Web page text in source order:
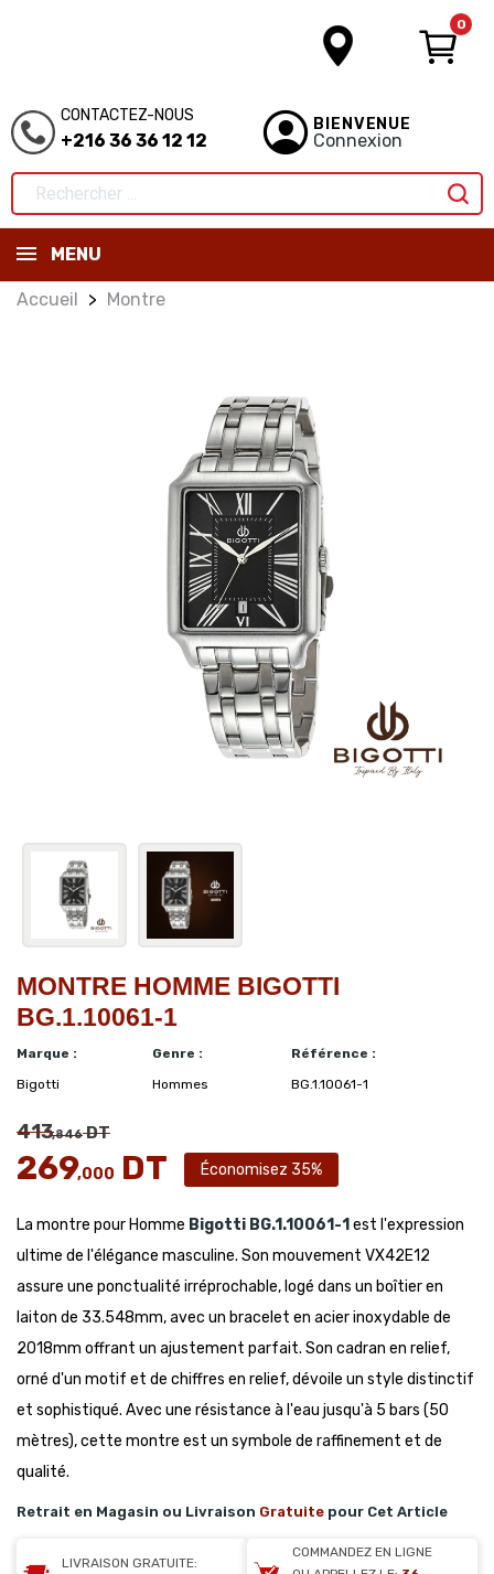
0
CONTACTEZ-NOUS
+216 36 36 12 12
BIENVENUE
Connexion
MENU
Accueil Montre
MONTRE HOMME BIGOTTI
BG.1.10061-1
Marque :
Bigotti
Genre :
Hommes
Référence :
BG.1.10061-1
413,846DT
269,000 DT Économisez 35%
La montre pour Homme Bigotti BG.1.10061-1 est l'expression
ultime de l'élégance masculine. Son mouvement VX42E12
assure une ponctualité irréprochable, logé dans un boîtier en
laiton de 33.548mm, avec un bracelet en acier inoxydable de
2018mm offrant un ajustement parfait. Son cadran en relief,
orné d'un motif et de chiffres en relief, dévoile un style distinctif
et sophistiqué. Avec une résistance à l'eau jusqu'à 5 bars (50
mètres), cette montre est un symbole de raffinement et de
qualité.
Retrait en Magasin ou Livraison Gratuite pour Cet Article
LIVRAISON GRATUITE:
COMMANDEZ EN LIGNE